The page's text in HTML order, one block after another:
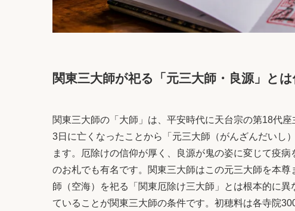
関東三大師が祀る「元三大師・良源」と
関東三大師の「大師」は、平安時代に天台宗の第18代
3日に亡くなったことから「元三大師（がんざんだいし
ます。厄除けの信仰が厚く、良源が鬼の姿に変じて疫
のお札でも有名です。関東三大師はこの元三大師を本
師（空海）を祀る「関東厄除け三大師」とは根本的に
ていることが関東三大師の条件です。初穂料は各寺院